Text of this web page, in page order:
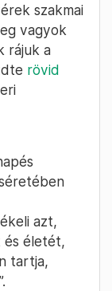
szakmai
vagyok
rájuk a
rövid
azt,
és életét,
tartja,